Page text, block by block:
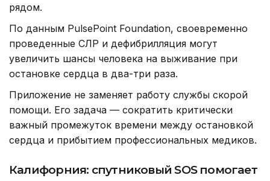
рядом.
По данным PulsePoint Foundation, своевременно
проведенные СЛР и дефибрилляция могут
увеличить шансы человека на выживание при
остановке сердца в два-три раза.
Приложение не заменяет работу службы скорой
помощи. Его задача — сократить критически
важный промежуток времени между остановкой
сердца и прибытием профессиональных медиков.
Калифорния: спутниковый SOS помогает